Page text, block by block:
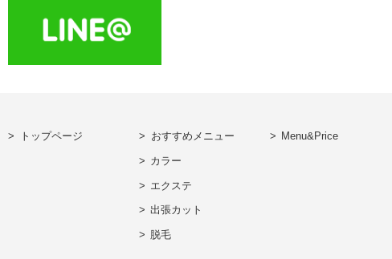
トップページ おすすめメニュー
カラー
エクステ
出張カット
脱毛
Menu&Price